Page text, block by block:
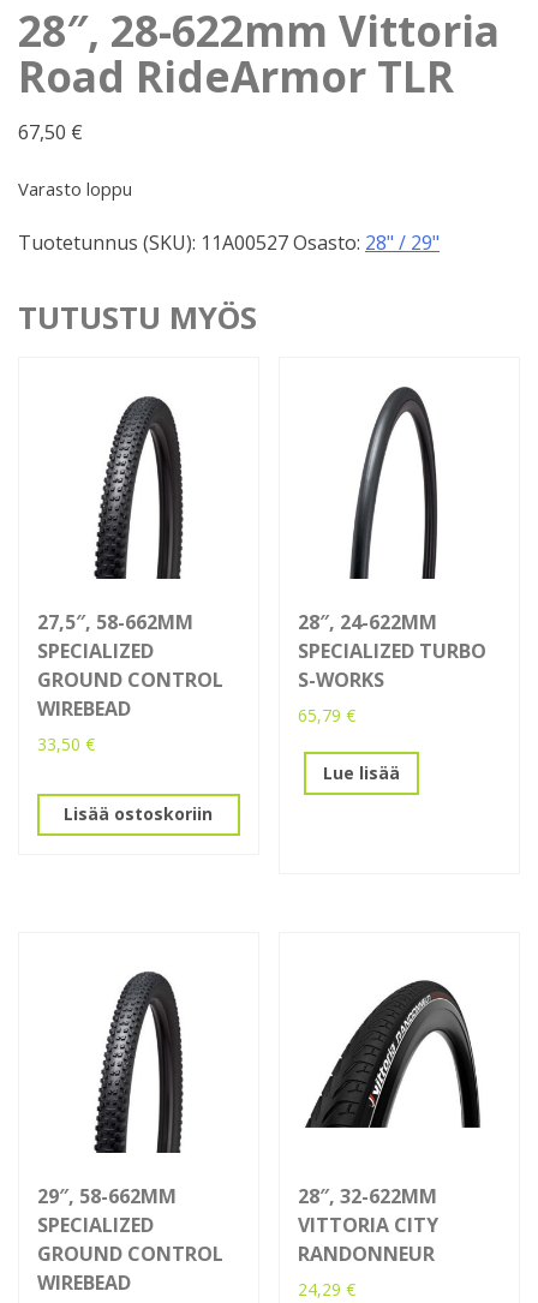
28″, 28-622mm Vittoria
Road RideArmor TLR
67,50 €
Varasto loppu
Tuotetunnus (SKU): 11A00527Osasto: 28" / 29"
TUTUSTU MYÖS
27,5″, 58-662MM
SPECIALIZED
GROUND CONTROL
WIREBEAD
33,50 €
Lisää ostoskoriin
28″, 24-622MM
SPECIALIZED TURBO
S-WORKS
65,79€
Lue lisää
29″, 58-662MM
SPECIALIZED
GROUND CONTROL
WIREBEAD
28″, 32-622MM
VITTORIA CITY
RANDONNEUR
24,29€